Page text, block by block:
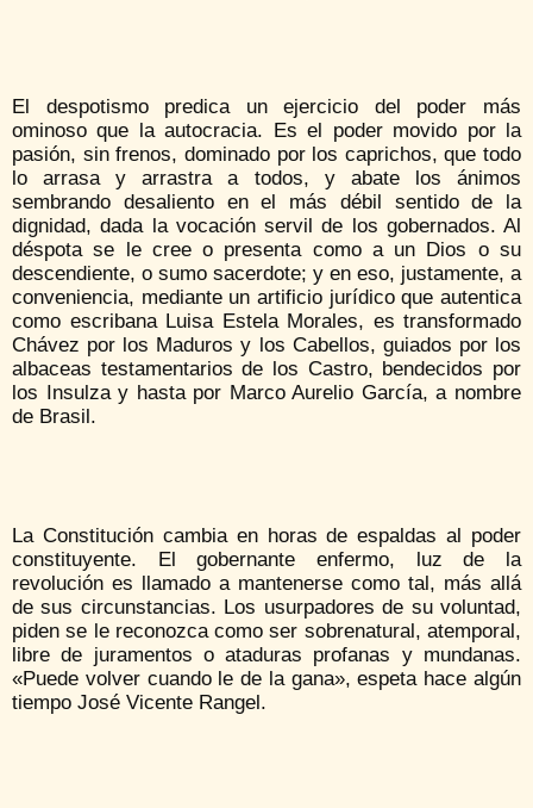
El despotismo predica un ejercicio del poder más
ominoso que la autocracia. Es el poder movido por la
pasión, sin frenos, dominado por los caprichos, que todo
lo arrasa y arrastra a todos, y abate los ánimos
sembrando desaliento en el más débil sentido de la
dignidad, dada la vocación servil de los gobernados. Al
déspota se le cree o presenta como a un Dios o su
descendiente, o sumo sacerdote; y en eso, justamente, a
conveniencia, mediante un artificio jurídico que autentica
como escribana Luisa Estela Morales, es transformado
Chávez por los Maduros y los Cabellos, guiados por los
albaceas testamentarios de los Castro, bendecidos por
los Insulza y hasta por Marco Aurelio García, a nombre
de Brasil.
La Constitución cambia en horas de espaldas al poder
constituyente. El gobernante enfermo, luz de la
revolución es llamado a mantenerse como tal, más allá
de sus circunstancias. Los usurpadores de su voluntad,
piden se le reconozca como ser sobrenatural, atemporal,
libre de juramentos o ataduras profanas y mundanas.
«Puede volver cuando le de la gana», espeta hace algún
tiempo José Vicente Rangel.